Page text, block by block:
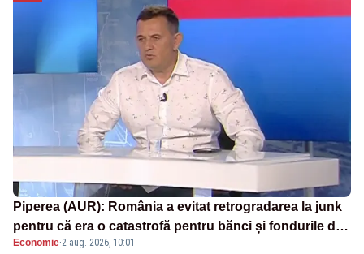
Piperea (AUR): România a evitat retrogradarea la junk
pentru că era o catastrofă pentru bănci și fondurile de
pensii
Economie·2 aug. 2026, 10:01